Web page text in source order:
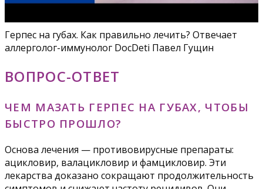
Герпес на губах. Как правильно лечить? Отвечает
аллерголог-иммунолог DocDeti Павел Гущин
ВОПРОС-ОТВЕТ
ЧЕМ МАЗАТЬ ГЕРПЕС НА ГУБАХ, ЧТОБЫ
БЫСТРО ПРОШЛО?
Основа лечения — противовирусные препараты:
ацикловир, валацикловир и фамцикловир. Эти
лекарства доказано сокращают продолжительность